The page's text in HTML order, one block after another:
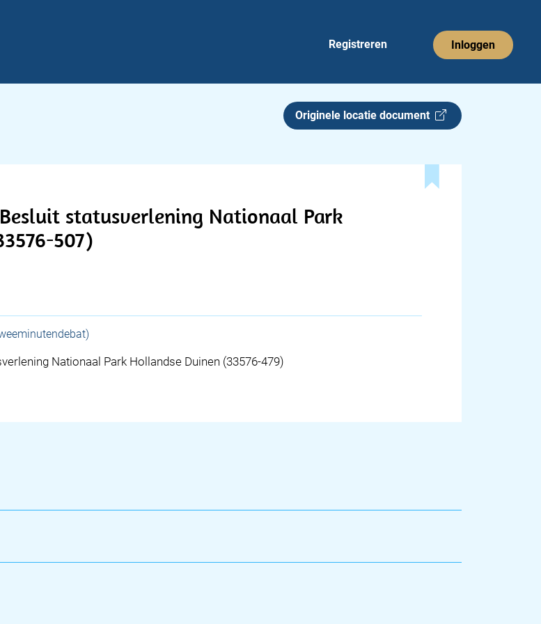
Registreren Inloggen
Originele locatie document
statusverlening Nationaal Park
507)
Nationaal Park Hollandse Duinen (33576-479)